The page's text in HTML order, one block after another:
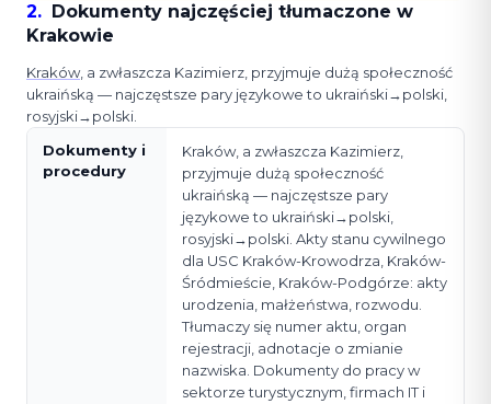
2.
Dokumenty najczęściej tłumaczone w
Krakowie
Kraków, a zwłaszcza Kazimierz, przyjmuje dużą społeczność
ukraińską — najczęstsze pary językowe to ukraiński→polski,
rosyjski→polski.
Dokumenty i
procedury
Kraków, a zwłaszcza Kazimierz,
przyjmuje dużą społeczność
ukraińską — najczęstsze pary
językowe to ukraiński→polski,
rosyjski→polski. Akty stanu cywilnego
dla USC Kraków-Krowodrza, Kraków-
Śródmieście, Kraków-Podgórze: akty
urodzenia, małżeństwa, rozwodu.
Tłumaczy się numer aktu, organ
rejestracji, adnotacje o zmianie
nazwiska. Dokumenty do pracy w
sektorze turystycznym, firmach IT i